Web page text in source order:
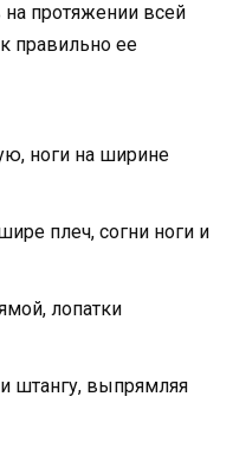
на протяжении всей
правильно ее
ноги на ширине
плеч, согни ноги и
лопатки
штангу, выпрямляя